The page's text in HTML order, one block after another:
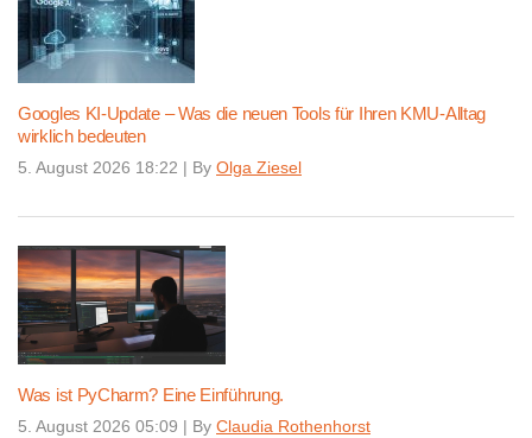
Googles KI-Update – Was die neuen Tools für Ihren KMU-Alltag
wirklich bedeuten
5. August 2026 18:22 | By Olga Ziesel
Was ist PyCharm? Eine Einführung.
5. August 2026 05:09 | By Claudia Rothenhorst